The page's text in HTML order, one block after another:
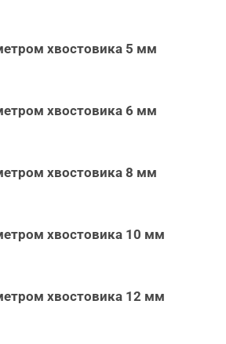
хвостовика 5 мм
хвостовика 6 мм
хвостовика 8 мм
хвостовика 10 мм
хвостовика 12 мм